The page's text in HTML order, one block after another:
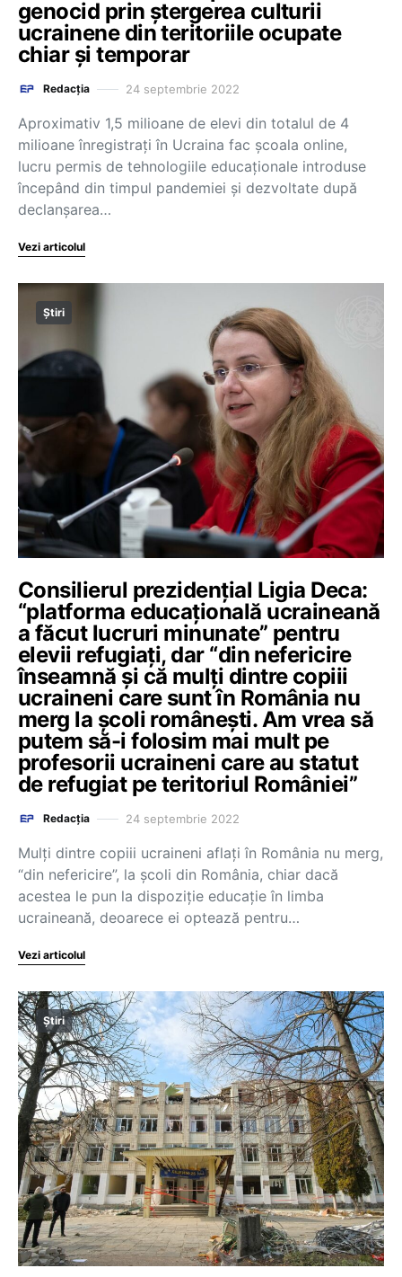
genocid prin ștergerea culturii
ucrainene din teritoriile ocupate
chiar și temporar
Redacția 24 septembrie 2022
Aproximativ 1,5 milioane de elevi din totalul de 4
milioane înregistrați în Ucraina fac școala online,
lucru permis de tehnologiile educaționale introduse
începând din timpul pandemiei și dezvoltate după
declanșarea…
Vezi articolul
Știri
Consilierul prezidențial Ligia Deca:
“platforma educațională ucraineană
a făcut lucruri minunate” pentru
elevii refugiați, dar “din nefericire
înseamnă și că mulți dintre copiii
ucraineni care sunt în România nu
merg la școli românești. Am vrea să
putem să-i folosim mai mult pe
profesorii ucraineni care au statut
de refugiat pe teritoriul României”
Redacția 24 septembrie 2022
Mulți dintre copiii ucraineni aflați în România nu merg,
“din nefericire”, la școli din România, chiar dacă
acestea le pun la dispoziție educație în limba
ucraineană, deoarece ei optează pentru…
Vezi articolul
Știri